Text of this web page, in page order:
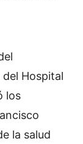
Hospital
los
la salud